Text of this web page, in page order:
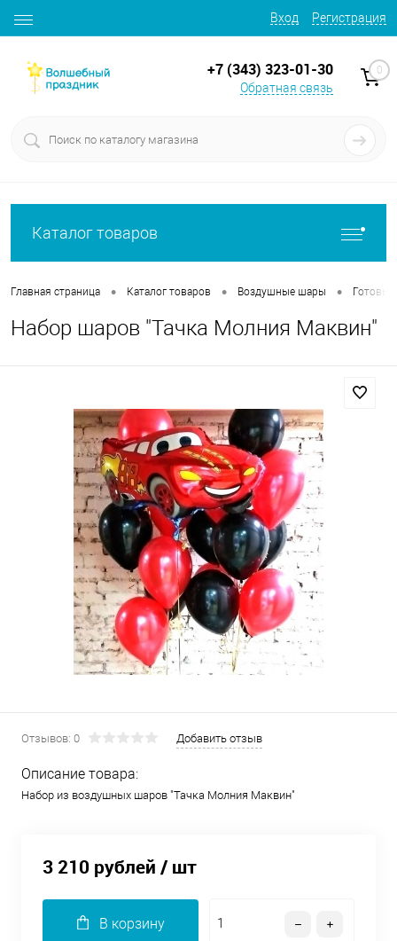
Вход Регистрация
+7 (343) 323-01-30
Обратная связь
0
Каталог товаров
Главная страница • Каталог товаров • Воздушные шары •
Набор шаров "Тачка Молния Маквин"
Отзывов: 0 Добавить отзыв
Описание товара:
Набор из воздушных шаров "Тачка Молния Маквин"
3 210 рублей / шт
В корзину